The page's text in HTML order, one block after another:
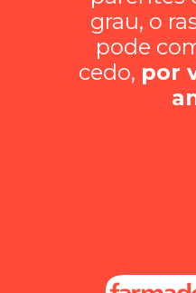
grau, o
pode
cedo, por